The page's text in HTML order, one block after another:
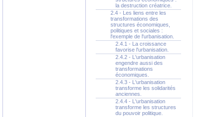
la destruction créatrice.
2.4 - Les liens entre les
transformations des
structures économiques,
politiques et sociales :
l'exemple de l'urbanisation.
2.4.1 - La croissance
favorise l'urbanisation.
2.4.2 - L'urbanisation
engendre aussi des
transformations
économiques.
2.4.3 - L'urbanisation
transforme les solidarités
anciennes.
2.4.4 - L'urbanisation
transforme les structures
du pouvoir politique.